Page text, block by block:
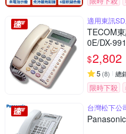
適用東訊
TECOM
0E/DX-
$2,802
5 (8) 總
限時下殺
台灣松下公